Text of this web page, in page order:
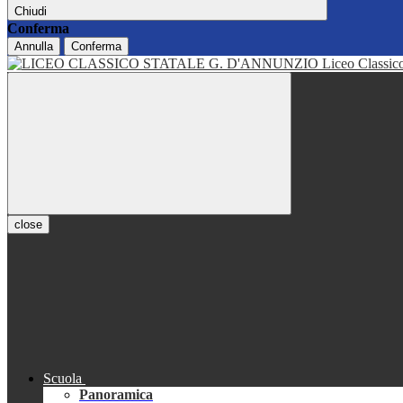
Chiudi
Conferma
Annulla Conferma
Liceo
close
Scuola
Panoramica